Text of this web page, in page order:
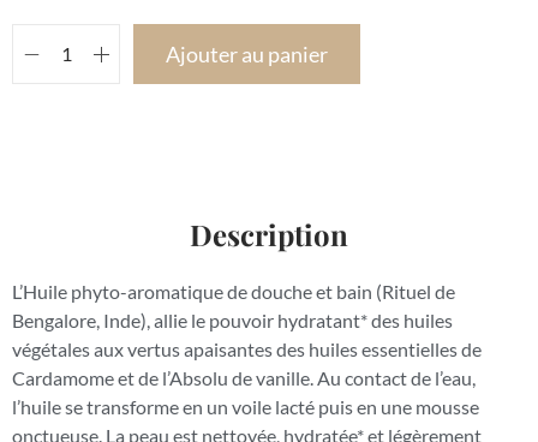
Ajouter au panier
Description
L’Huile phyto-aromatique de douche et bain (Rituel de
Bengalore, Inde), allie le pouvoir hydratant* des huiles
végétales aux vertus apaisantes des huiles essentielles de
Cardamome et de l’Absolu de vanille. Au contact de l’eau,
l’huile se transforme en un voile lacté puis en une mousse
onctueuse. La peau est nettoyée, hydratée* et légèrement